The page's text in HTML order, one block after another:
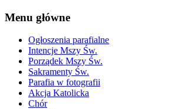
Menu główne
Ogłoszenia parafialne
Intencje Mszy Św.
Porządek Mszy Św.
Sakramenty Św.
Parafia w fotografii
Akcja Katolicka
Chór